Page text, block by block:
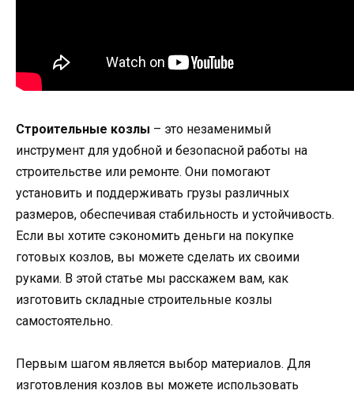
Строительные козлы – это незаменимый
инструмент для удобной и безопасной работы на
строительстве или ремонте. Они помогают
установить и поддерживать грузы различных
размеров, обеспечивая стабильность и устойчивость.
Если вы хотите сэкономить деньги на покупке
готовых козлов, вы можете сделать их своими
руками. В этой статье мы расскажем вам, как
изготовить складные строительные козлы
самостоятельно.
Первым шагом является выбор материалов. Для
изготовления козлов вы можете использовать